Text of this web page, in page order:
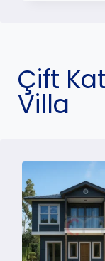
Çift
Villa